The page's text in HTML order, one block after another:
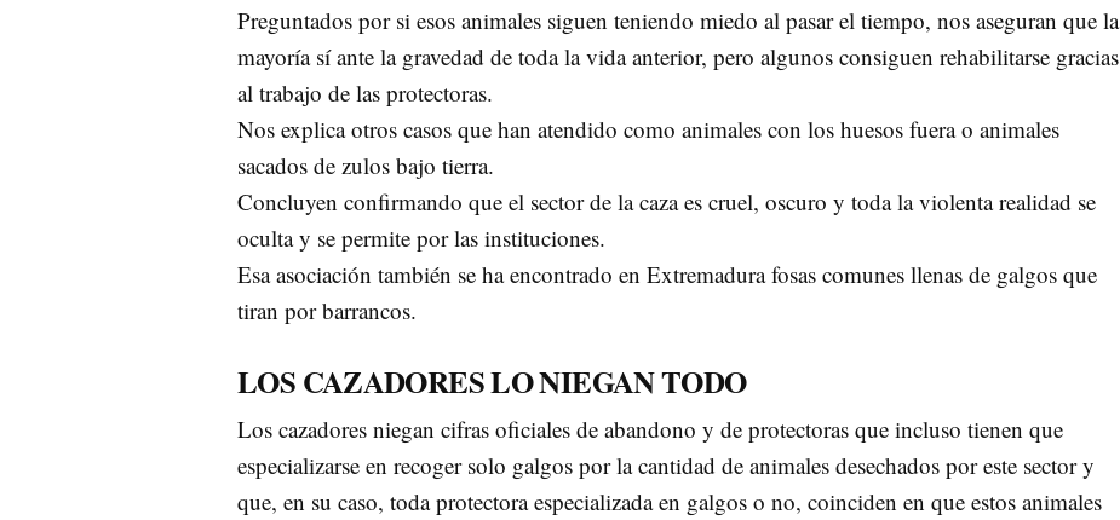
Preguntados por si esos animales siguen teniendo miedo al pasar el tiempo, nos aseguran que la
mayoría sí ante la gravedad de toda la vida anterior, pero algunos consiguen rehabilitarse gracias
al trabajo de las protectoras.
Nos explica otros casos que han atendido como animales con los huesos fuera o animales
sacados de zulos bajo tierra.
Concluyen confirmando que el sector de la caza es cruel, oscuro y toda la violenta realidad se
oculta y se permite por las instituciones.
Esa asociación también se ha encontrado en Extremadura fosas comunes llenas de galgos que
tiran por barrancos.
LOS CAZADORES LO NIEGAN TODO
Los cazadores niegan cifras oficiales de abandono y de protectoras que incluso tienen que
especializarse en recoger solo galgos por la cantidad de animales desechados por este sector y
que, en su caso, toda protectora especializada en galgos o no, coinciden en que estos animales